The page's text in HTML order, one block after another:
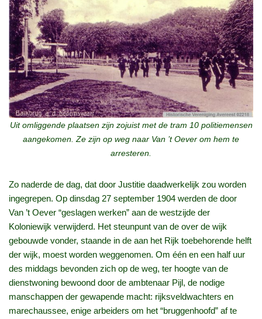
Uit omliggende plaatsen zijn zojuist met de tram 10 politiemensen
aangekomen. Ze zijn op weg naar Van ’t Oever om hem te
arresteren.
Zo naderde de dag, dat door Justitie daadwerkelijk zou worden
ingegrepen. Op dinsdag 27 september 1904 werden de door
Van ’t Oever “geslagen werken” aan de westzijde der
Koloniewijk verwijderd. Het steunpunt van de over de wijk
gebouwde vonder, staande in de aan het Rijk toebehorende helft
der wijk, moest worden weggenomen. Om één en een half uur
des middags bevonden zich op de weg, ter hoogte van de
dienstwoning bewoond door de ambtenaar Pijl, de nodige
manschappen der gewapende macht: rijksveldwachters en
marechaussee, enige arbeiders om het “bruggenhoofd” af te